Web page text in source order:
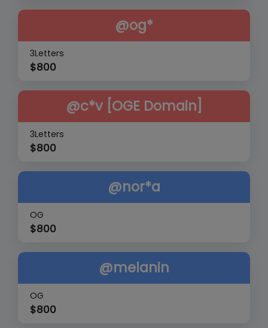
@og*
3Letters
$800
@c*v [OGE Domain]
3Letters
$800
@nor*a
OG
$800
@melanin
OG
$800